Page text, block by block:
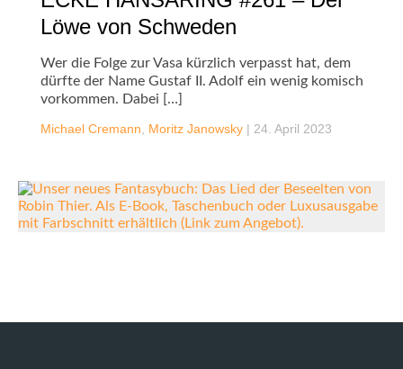
Löwe von Schweden
Wer die Folge zur Vasa kürzlich verpasst hat, dem
dürfte der Name Gustaf II. Adolf ein wenig komisch
vorkommen. Dabei […]
Michael Cremann Moritz Janowsky | 24. April 2023